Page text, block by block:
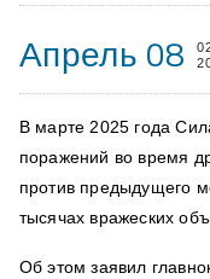
Апрель 08
В марте 2025 года
поражений во время
против предыдущего
тысячах вражеских
Об этом заявил